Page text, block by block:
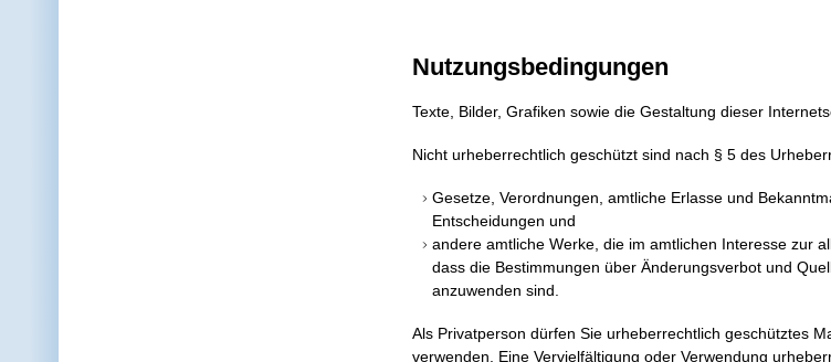
Nutzungsbedingungen
Texte, Bilder, Grafiken sowie die Gestaltung dieser
Nicht urheberrechtlich geschützt sind nach § 5 des
Gesetze, Verordnungen, amtliche Erlasse und
Entscheidungen und
andere amtliche Werke, die im amtlichen Interesse zur
dass die Bestimmungen über Änderungsverbot und
anzuwenden sind.
Als Privatperson dürfen Sie urheberrechtlich geschütztes
verwenden. Eine Vervielfältigung oder Verwendung